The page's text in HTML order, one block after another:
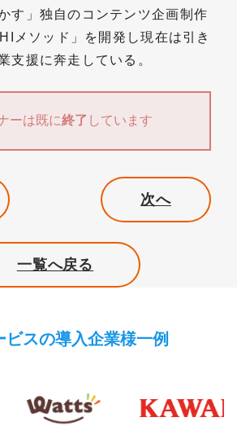
す」独自のコンテンツ企画制作
メソッド」を開発し現在は引き
支援に奔走している。
ーは既に終了 しています
一覧へ戻る
次へ
ビスの導入企業様一例